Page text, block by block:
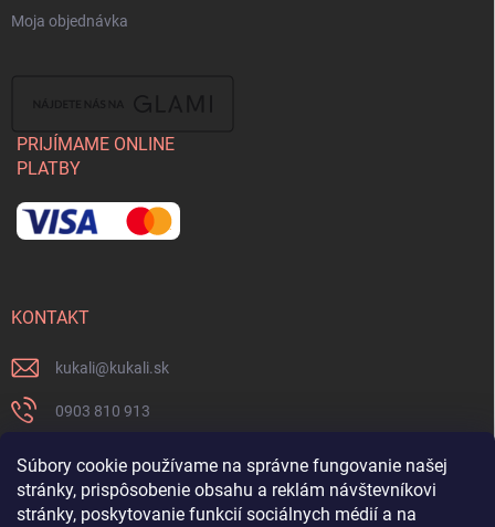
Súbory cookie používame na správne fungovanie našej
stránky, prispôsobenie obsahu a reklám návštevníkovi
stránky, poskytovanie funkcií sociálnych médií a na
Moja objednávka
PRIJÍMAME ONLINE
PLATBY
KONTAKT
kukali@kukali.sk
0903 810 913
Nenechajte si ujsť novinky a sledujte nás na FB